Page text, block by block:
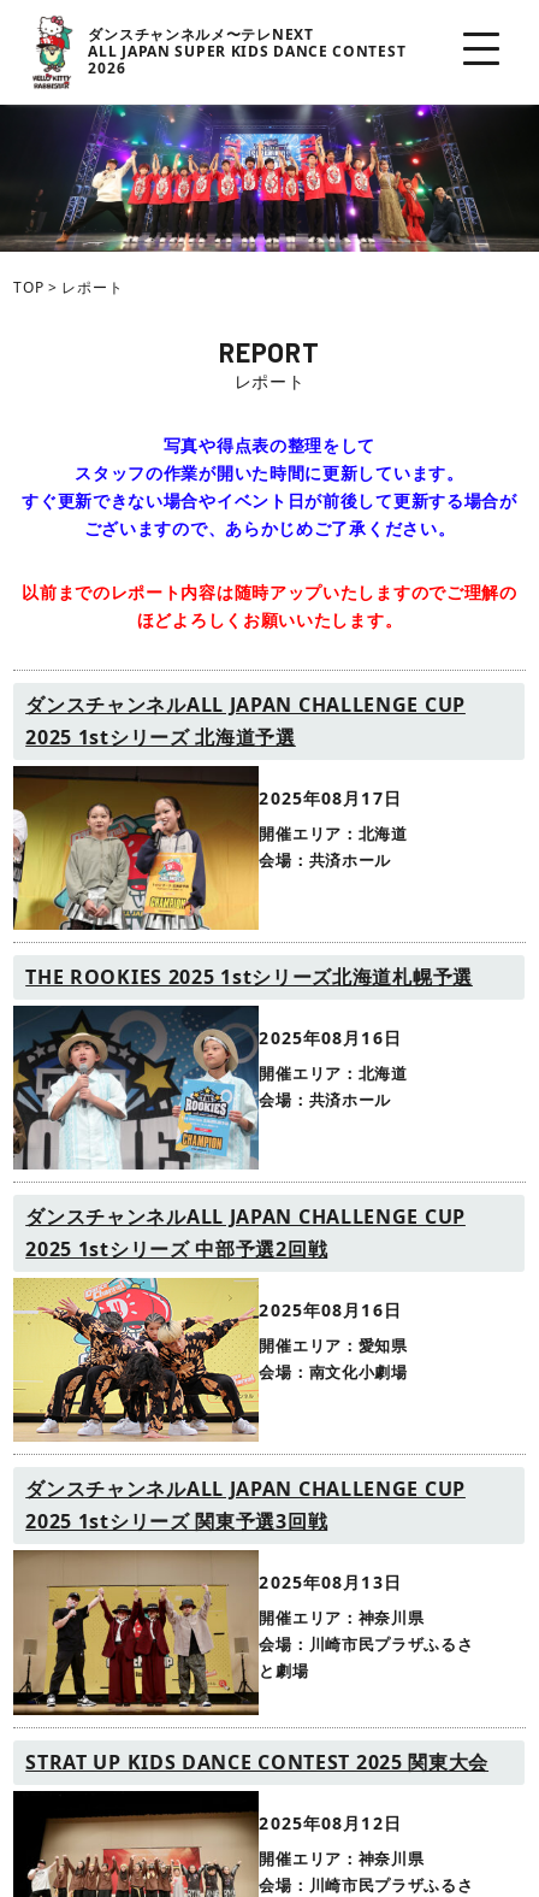
ダンスチャンネルメ〜テレNEXT
ALL JAPAN SUPER KIDS DANCE CONTEST
2026
TOP > レポート
REPORT
レポート
写真や得点表の整理をして
スタッフの作業が開いた時間に更新しています。
すぐ更新できない場合やイベント日が前後して更新する場合が
ございますので、あらかじめご了承ください。
以前までのレポート内容は随時アップいたしますのでご理解の
ほどよろしくお願いいたします。
ダンスチャンネルALL JAPAN CHALLENGE CUP
2025 1stシリーズ 北海道予選
2025年08月17日
開催エリア：北海道
会場：共済ホール
THE ROOKIES 2025 1stシリーズ北海道札幌予選
2025年08月16日
開催エリア：北海道
会場：共済ホール
ダンスチャンネルALL JAPAN CHALLENGE CUP
2025 1stシリーズ 中部予選2回戦
2025年08月16日
開催エリア：愛知県
会場：南文化小劇場
ダンスチャンネルALL JAPAN CHALLENGE CUP
2025 1stシリーズ 関東予選3回戦
2025年08月13日
開催エリア：神奈川県
会場：川崎市民プラザふるさ
と劇場
STRAT UP KIDS DANCE CONTEST 2025 関東大会
2025年08月12日
開催エリア：神奈川県
会場：川崎市民プラザふるさ